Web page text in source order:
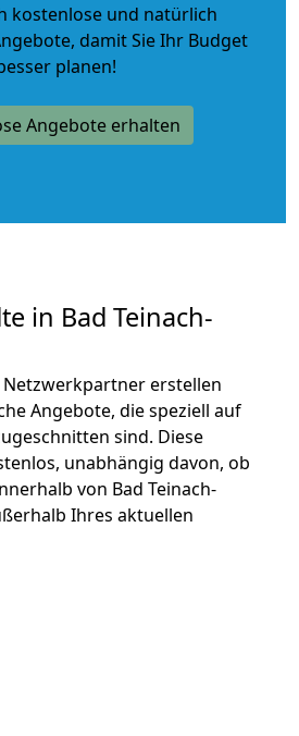
kostenlose und natürlich
, damit Sie Ihr Budget
planen!
Angebote erhalten
in Bad Teinach-
erstellen
Angebote, die speziell auf
sind. Diese
unabhängig davon, ob
von Bad Teinach-
Ihres aktuellen